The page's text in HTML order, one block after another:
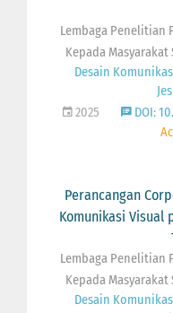
Lembaga Penelitian
Kepada Masyarakat
Desain
2025
DOI:
Perancangan
Komunikasi Visual
Lembaga Penelitian
Kepada Masyarakat
Desain